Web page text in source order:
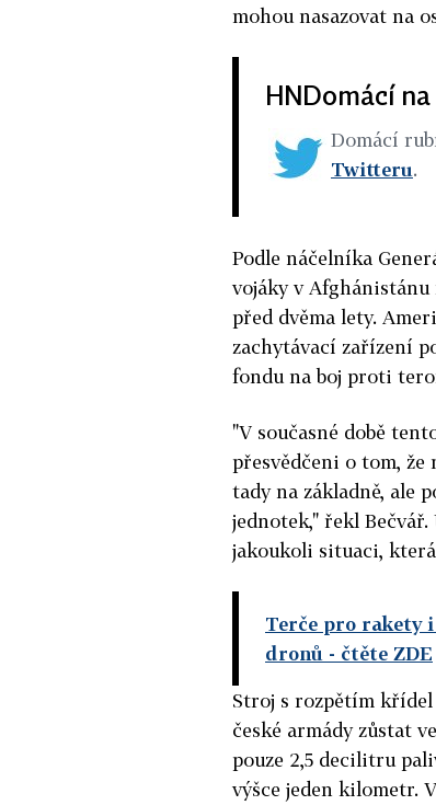
mohou nasazovat na
HNDomácí
Domácí
Twitteru.
Podle náčelníka
vojáky v Afghánistánu
před dvěma lety.
zachytávací zařízení
fondu na boj proti
"V současné době
přesvědčeni o tom, že
tady na základně, ale
jednotek," řekl
jakoukoli situaci,
Terče pro rakety
dronů - čtěte ZDE
Stroj s rozpětím křídel
české armády zůstat
pouze 2,5 decilitru
výšce jeden kilometr.